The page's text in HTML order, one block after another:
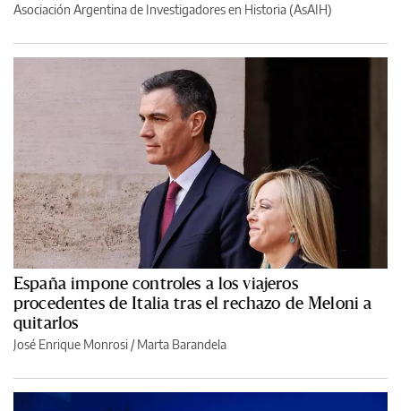
Asociación Argentina de Investigadores en Historia (AsAIH)
España impone controles a los viajeros
procedentes de Italia tras el rechazo de Meloni a
quitarlos
José Enrique Monrosi / Marta Barandela